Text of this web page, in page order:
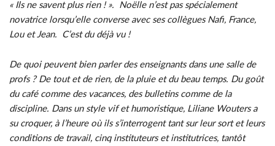
« Ils ne savent plus rien ! ». Noëlle n’est pas spécialement
novatrice lorsqu’elle converse avec ses collègues Nafi, France,
Lou et Jean. C’est du déjà vu !
De quoi peuvent bien parler des enseignants dans une salle de
profs ? De tout et de rien, de la pluie et du beau temps. Du goût
du café comme des vacances, des bulletins comme de la
discipline. Dans un style vif et humoristique, Liliane Wouters a
su croquer, à l’heure où ils s’interrogent tant sur leur sort et leurs
conditions de travail, cinq instituteurs et institutrices, tantôt